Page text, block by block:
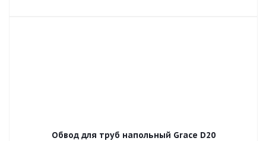
Обвод для труб напольный Grace D20